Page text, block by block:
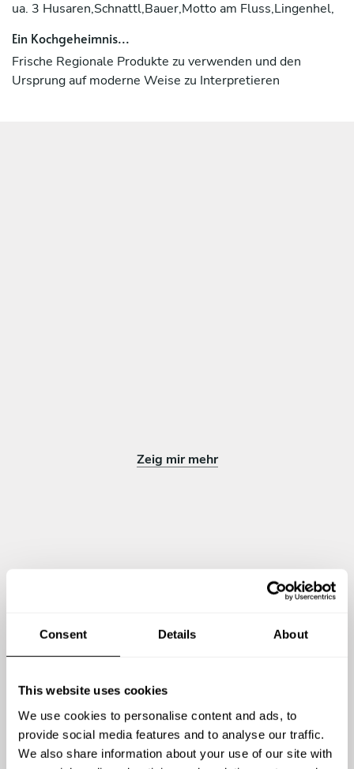
Consent Details About
This website uses cookies
We use cookies to personalise content and ads, to
provide social media features and to analyse our traffic.
We also share information about your use of our site with
FOOD UNITES PEOPLE
ua. 3 Husaren,Schnattl,Bauer,Motto am Fluss,Lingenhel,
Ein Kochgeheimnis...
Frische Regionale Produkte zu verwenden und den
Ursprung auf moderne Weise zu Interpretieren
Zeig mir mehr
Meinungen zu Mario